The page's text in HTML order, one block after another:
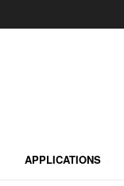
APPLICATIONS